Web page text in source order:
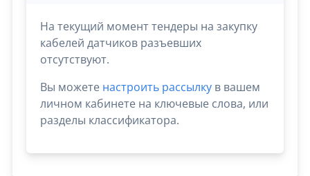
На текущий момент тендеры на закупку
кабелей датчиков разъевших
отсутствуют.
Вы можете настроить рассылку в вашем
личном кабинете на ключевые слова, или
разделы классификатора.